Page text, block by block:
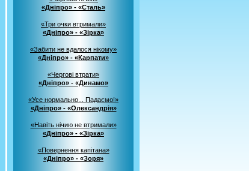
«Дніпро» - «Сталь»
«Три очки втримали»
«Дніпро» - «Зірка»
«Забити не вдалося нікому»
«Дніпро» - «Карпати»
«Чергові втрати»
«Дніпро» - «Динамо»
«Усе нормально... Падаємо!»
«Дніпро» - «Олександрія»
«Навіть нічию не втримали»
«Дніпро» - «Зірка»
«Повернення капітана»
«Дніпро» - «Зоря»